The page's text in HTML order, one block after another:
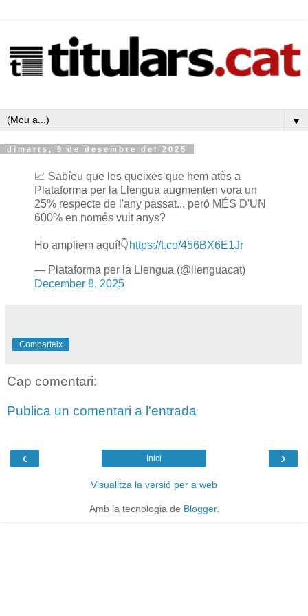
▼
dimarts, 9 de desembre del 2025
📈 Sabíeu que les queixes que hem atès a
Plataforma per la Llengua augmenten vora un
25% respecte de l'any passat... però MÉS D'UN
600% en només vuit anys?
Ho ampliem aquí!👇 https://t.co/456BX6E1Jr
— Plataforma per la Llengua (@llenguacat)
December 8, 2025
Comparteix
Cap comentari:
Publica un comentari a l'entrada
‹ ›
Inici
Visualitza la versió per a web
Amb la tecnologia de Blogger.